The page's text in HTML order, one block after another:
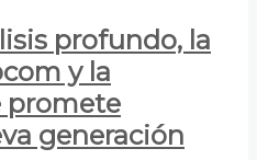
profundo, la
y la
promete
generación